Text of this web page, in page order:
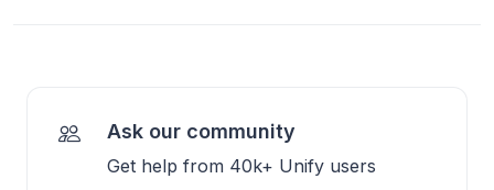
Ask our community
Get help from 40k+ Unify users